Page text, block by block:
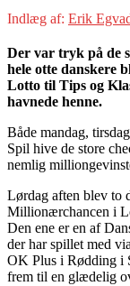
Indlæg af: Erik
Der var tryk på de
hele otte danskere
Lotto til Tips og
havnede henne.
Både mandag,
Spil hive de store
nemlig
Lørdag aften blev to
Millionærchancen i
Den ene er en af
der har spillet med
OK Plus i Rødding i
frem til en glædelig